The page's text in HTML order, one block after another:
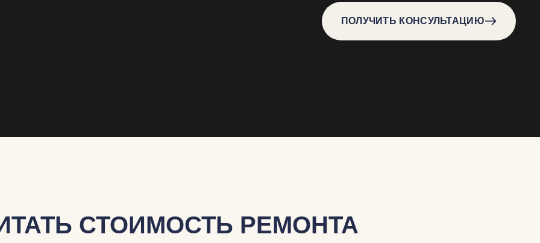
ПОЛУЧИТЬ КОНСУЛЬТАЦИЮ
СТОИМОСТЬ РЕМОНТА